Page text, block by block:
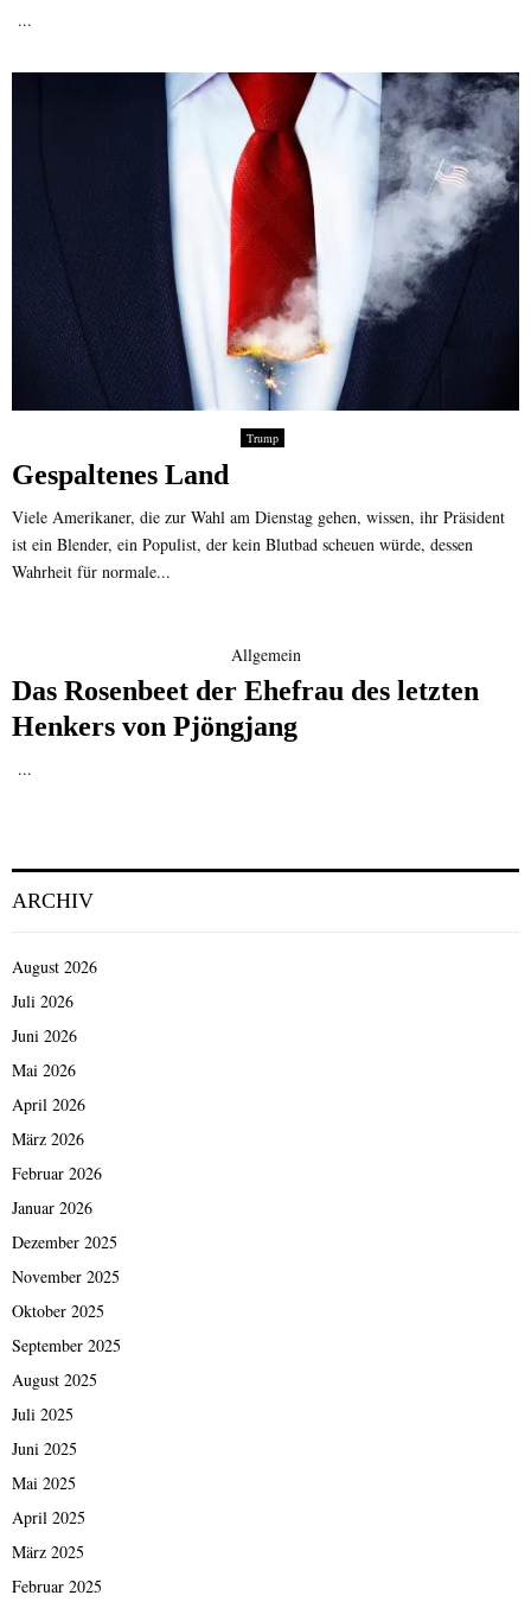
...
Trump
Gespaltenes Land
Viele Amerikaner, die zur Wahl am Dienstag gehen, wissen, ihr Präsident
ist ein Blender, ein Populist, der kein Blutbad scheuen würde, dessen
Wahrheit für normale...
Allgemein
Das Rosenbeet der Ehefrau des letzten
Henkers von Pjöngjang
...
ARCHIV
August 2026
Juli 2026
Juni 2026
Mai 2026
April 2026
März 2026
Februar 2026
Januar 2026
Dezember 2025
November 2025
Oktober 2025
September 2025
August 2025
Juli 2025
Juni 2025
Mai 2025
April 2025
März 2025
Februar 2025